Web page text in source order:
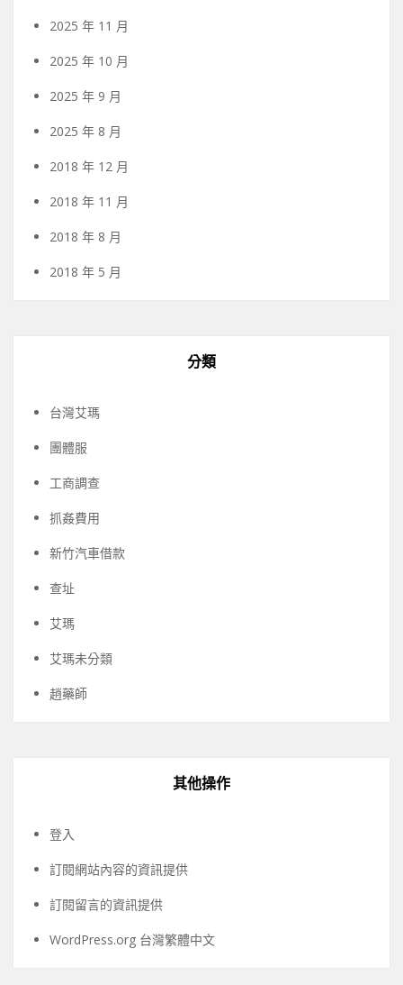
2025 年 11 月
2025 年 10 月
2025 年 9 月
2025 年 8 月
2018 年 12 月
2018 年 11 月
2018 年 8 月
2018 年 5 月
分類
台灣艾瑪
團體服
工商調查
抓姦費用
新竹汽車借款
查址
艾瑪
艾瑪未分類
趙藥師
其他操作
登入
訂閱網站內容的資訊提供
訂閱留言的資訊提供
WordPress.org 台灣繁體中文